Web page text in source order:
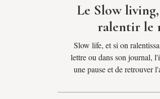
Le Slow
ralentir le
Slow life, et si on
lettre ou dans son journal,
une pause et de retrouver